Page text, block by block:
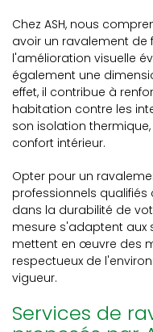
Chez ASH, nous
avoir un ravalement de
l'amélioration visuelle
également une
effet, il contribue à
habitation contre les
son isolation
confort intérieur.
Opter pour un
professionnels qualifiés
dans la durabilité de
mesure s'adaptent aux
mettent en œuvre des
respectueux de
vigueur.
Services de